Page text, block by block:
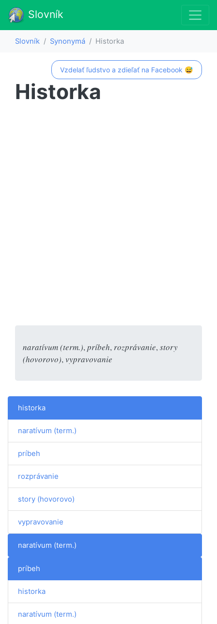
Slovník
Slovník Synonymá Historka
Vzdelať ľudstvo a zdieľať na Facebook 😅
Historka
naratívum (term.), príbeh, rozprávanie, story
(hovorovo), vypravovanie
historka
naratívum (term.)
príbeh
rozprávanie
story (hovorovo)
vypravovanie
naratívum (term.)
príbeh
historka
naratívum (term.)